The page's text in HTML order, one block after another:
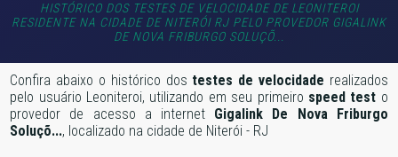
HISTÓRICO DOS TESTES DE VELOCIDADE DE LEONITEROI
RESIDENTE NA CIDADE DE NITERÓI RJ PELO PROVEDOR GIGALINK
DE NOVA FRIBURGO SOLUÇÕ...
Confira abaixo o histórico dos testes de velocidade realizados
pelo usuário Leoniteroi, utilizando em seu primeiro speed test o
provedor de acesso a internet Gigalink De Nova Friburgo
Soluçõ..., localizado na cidade de Niterói - RJ